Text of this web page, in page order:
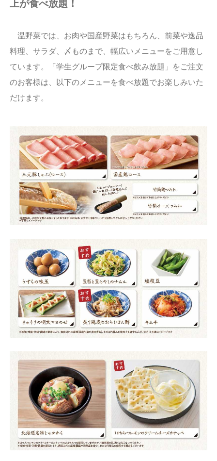
上が食べ放題！
温野菜では、お肉や国産野菜はもちろん、前菜や逸品
料理、サラダ、〆ものまで、幅広いメニューをご用意し
ています。「学生グループ限定食べ飲み放題」をご注文
のお客様は、以下のメニューを食べ放題でお楽しみいた
だけます。